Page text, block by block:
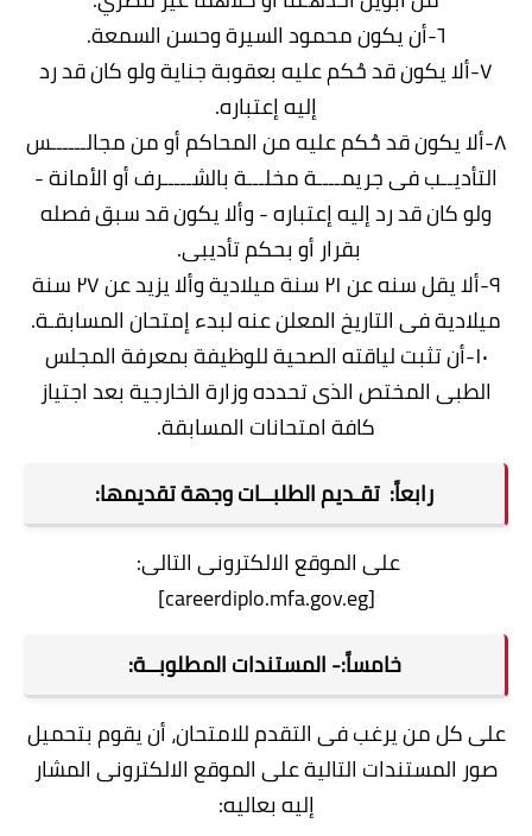
٦-أن يكون محمود السيرة وحسن السمعة.
٧-ألا يكون قد حُكم عليه بعقوبة جناية ولو كان قد رد
إليه إعتباره.
٨-ألا يكون قد حُكم عليه من المحاكم أو من مجالــــــس
التأديــب فى جريمــــة مخلـــة بالشـــــرف أو الأمانة -
ولو كان قد رد إليه إعتباره - وألا يكون قد سبق فصله
بقرار أو بحكم تأديبى.
٩-ألا يقل سنه عن ٢١ سنة ميلادية وألا يزيد عن ٢٧ سنة
ميلادية فى التاريخ المعلن عنه لبدء إمتحان المسابقـة.
١٠-أن تثبت لياقته الصحية للوظيفة بمعرفة المجلس
الطبى المختص الذى تحدده وزارة الخارجية بعد اجتياز
كافة امتحانات المسابقة.
رابعاً: تقـديم الطلبــات وجهة تقديمها:
على الموقع الالكترونى التالى:
[careerdiplo.mfa.gov.eg]
خامساً:- المستندات المطلوبــة:
على كل من يرغب فى التقدم للامتحان، أن يقوم بتحميل
صور المستندات التالية على الموقع الالكترونى المشار
إليه بعاليه: